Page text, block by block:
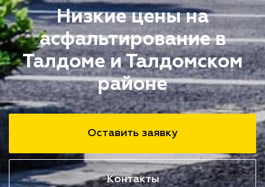
Низкие цены на
асфальтирование в
Талдоме и Талдомском
районе
Оставить заявку
Контакты